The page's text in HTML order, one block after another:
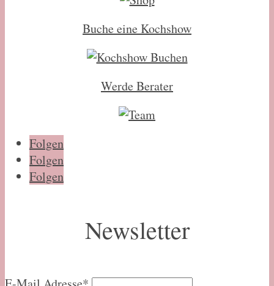
Buche eine Kochshow
Werde Berater
Folgen
Folgen
Folgen
Newsletter